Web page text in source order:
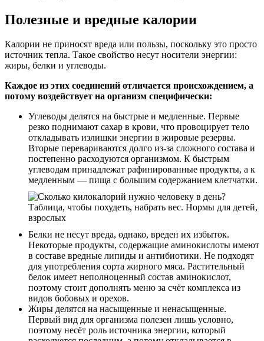
Полезные и вредные калории
Калории не приносят вреда или пользы, поскольку это просто
источник тепла. Такое свойство несут носители энергии:
жиры, белки и углеводы.
Каждое из этих соединений отличается происхождением, а
потому воздействует на организм специфически:
Углеводы делятся на быстрые и медленные. Первые
резко поднимают сахар в крови, что провоцирует тело
откладывать излишки энергии в жировые резервы.
Вторые перевариваются долго из-за сложного состава и
постепенно расходуются организмом. К быстрым
углеводам принадлежат рафинированные продукты, а к
медленным — пища с большим содержанием клетчатки.
Белки не несут вреда, однако, вреден их избыток.
Некоторые продукты, содержащие аминокислоты имеют
в составе вредные липиды и антибиотики. Не подходят
для употребления сорта жирного мяса. Растительный
белок имеет неполноценный состав аминокислот,
поэтому стоит дополнять меню за счёт комплекса из
видов бобовых и орехов.
Жиры делятся на насыщенные и ненасыщенные.
Первый вид для организма полезен лишь условно,
поэтому несёт роль источника энергии, который